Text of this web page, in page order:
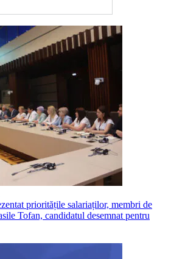
prioritățile salariaților, membri de
Tofan, candidatul desemnat pentru